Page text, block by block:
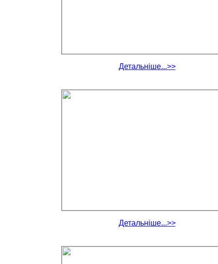
Детальніше...>>
Детальніше...>>